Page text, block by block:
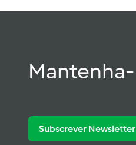
Mantenha-
Subscrever Newsletter